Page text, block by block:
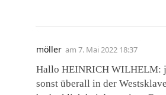
möller am 7. Mai 2022 18:37
Hallo HEINRICH WILHELM:
sonst überall in der